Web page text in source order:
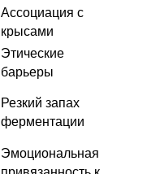
Ассоциация с
крысами
Этические
барьеры
Резкий запах
ферментации
Эмоциональная